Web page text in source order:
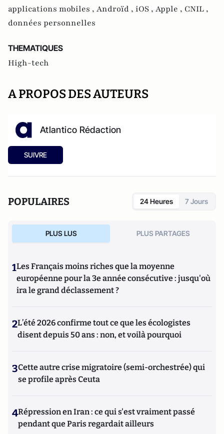
applications mobiles , Androïd , iOS , Apple , CNIL ,
données personnelles
THEMATIQUES
High-tech
A PROPOS DES AUTEURS
Atlantico Rédaction
SUIVRE
POPULAIRES 24 Heures 7 Jours
PLUS LUS PLUS PARTAGES
1Les Français moins riches que la moyenne
européenne pour la 3e année consécutive : jusqu'où
ira le grand déclassement ?
2L’été 2026 confirme tout ce que les écologistes
disent depuis 50 ans : non, et voilà pourquoi
3Cette autre crise migratoire (semi-orchestrée) qui
se profile après Ceuta
4Répression en Iran : ce qui s'est vraiment passé
pendant que Paris regardait ailleurs